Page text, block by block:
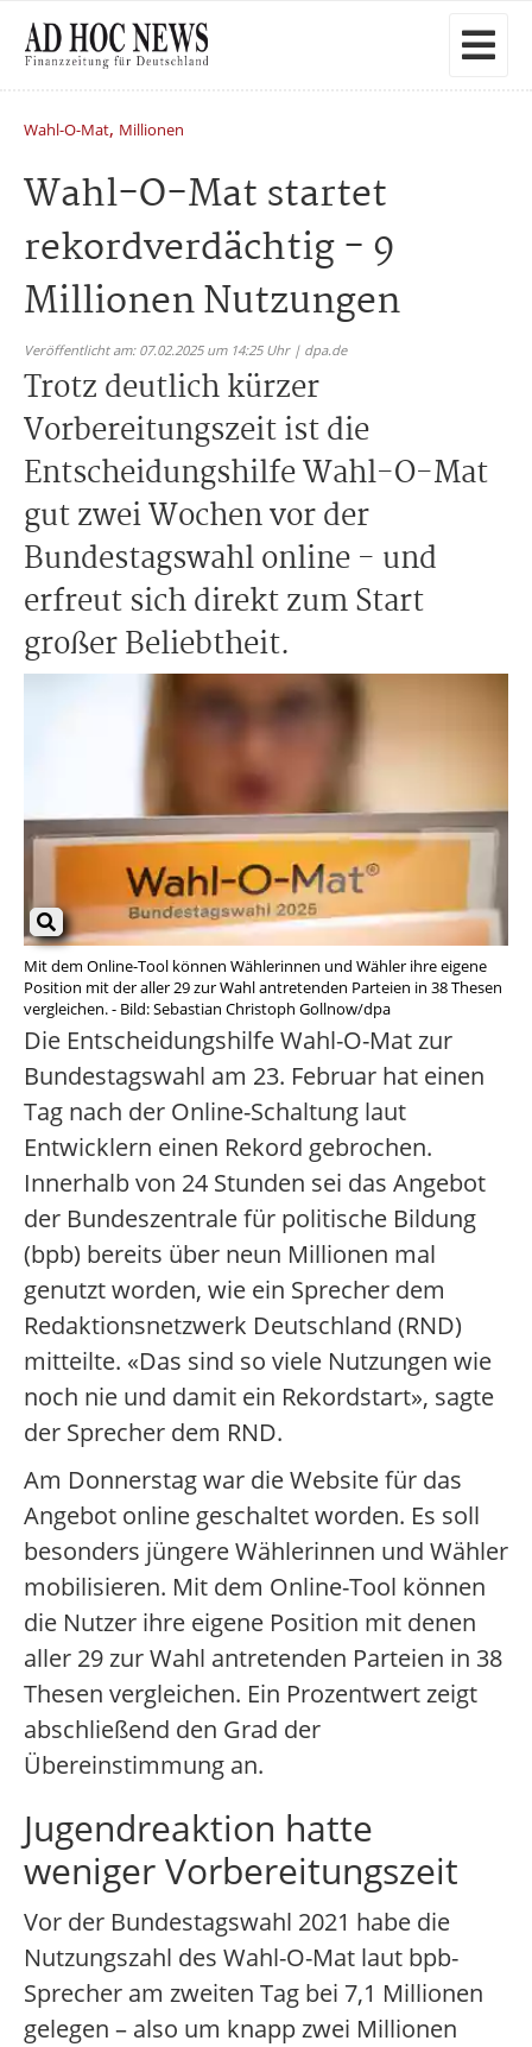
Wahl-O-Mat, Millionen
Wahl-O-Mat startet
rekordverdächtig - 9
Millionen Nutzungen
Veröffentlicht am: 07.02.2025 um 14:25 Uhr | dpa.de
Trotz deutlich kürzer
Vorbereitungszeit ist die
Entscheidungshilfe Wahl-O-Mat
gut zwei Wochen vor der
Bundestagswahl online - und
erfreut sich direkt zum Start
großer Beliebtheit.
Mit dem Online-Tool können Wählerinnen und Wähler ihre eigene
Position mit der aller 29 zur Wahl antretenden Parteien in 38 Thesen
vergleichen. - Bild: Sebastian Christoph Gollnow/dpa
Die Entscheidungshilfe Wahl-O-Mat zur
Bundestagswahl am 23. Februar hat einen
Tag nach der Online-Schaltung laut
Entwicklern einen Rekord gebrochen.
Innerhalb von 24 Stunden sei das Angebot
der Bundeszentrale für politische Bildung
(bpb) bereits über neun Millionen mal
genutzt worden, wie ein Sprecher dem
Redaktionsnetzwerk Deutschland (RND)
mitteilte. «Das sind so viele Nutzungen wie
noch nie und damit ein Rekordstart», sagte
der Sprecher dem RND.
Am Donnerstag war die Website für das
Angebot online geschaltet worden. Es soll
besonders jüngere Wählerinnen und Wähler
mobilisieren. Mit dem Online-Tool können
die Nutzer ihre eigene Position mit denen
aller 29 zur Wahl antretenden Parteien in 38
Thesen vergleichen. Ein Prozentwert zeigt
abschließend den Grad der
Übereinstimmung an.
Jugendreaktion hatte
weniger Vorbereitungszeit
Vor der Bundestagswahl 2021 habe die
Nutzungszahl des Wahl-O-Mat laut bpb-
Sprecher am zweiten Tag bei 7,1 Millionen
gelegen – also um knapp zwei Millionen